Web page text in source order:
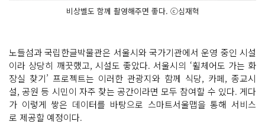
비상벨도 함께 촬영해주면 좋다. ⓒ심재혁
노들섬과 국립한글박물관은 서울시와 국가기관에서 운영 중인 시설
이라 상당히 깨끗했고, 시설도 좋았다. 서울시의 ‘휠체어도 가는 화
장실 찾기’ 프로젝트는 이러한 관광지와 함께 식당, 카페, 종교시
설, 공원 등 시민이 자주 찾는 공간이라면 모두 참여할 수 있다. 게다
가 이렇게 쌓은 데이터를 바탕으로 스마트서울맵을 통해 서비스
로 제공할 예정이다.